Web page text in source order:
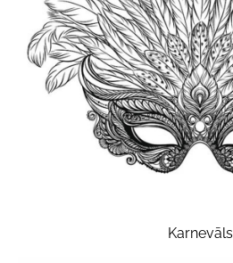
Karnevāls